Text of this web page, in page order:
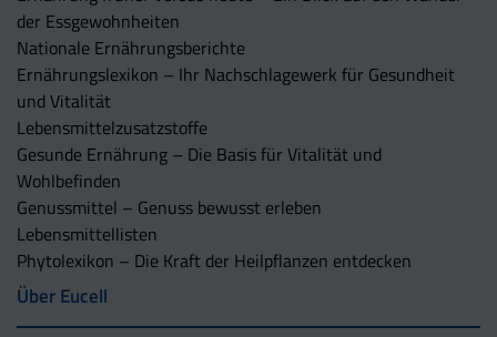
der Essgewohnheiten
Nationale Ernährungsberichte
Ernährungslexikon – Ihr Nachschlagewerk für Gesundheit
und Vitalität
Lebensmittelzusatzstoffe
Gesunde Ernährung – Die Basis für Vitalität und
Wohlbefinden
Genussmittel – Genuss bewusst erleben
Lebensmittellisten
Phytolexikon – Die Kraft der Heilpflanzen entdecken
Über Eucell